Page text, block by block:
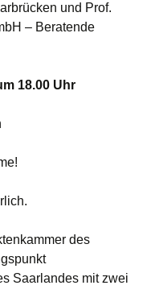
und Prof.
– Beratende
18.00 Uhr
des
Saarlandes mit zwei